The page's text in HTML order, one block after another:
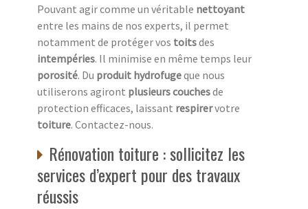
Pouvant agir comme un véritable nettoyant
entre les mains de nos experts, il permet
notamment de protéger vos toitsdes
intempéries. Il minimise en même temps leur
porosité. Du produit hydrofugeque nous
utiliserons agiront plusieurs couchesde
protection efficaces, laissant respirervotre
toiture. Contactez-nous.
Rénovation toiture : sollicitez les
services d’expert pour des travaux
réussis